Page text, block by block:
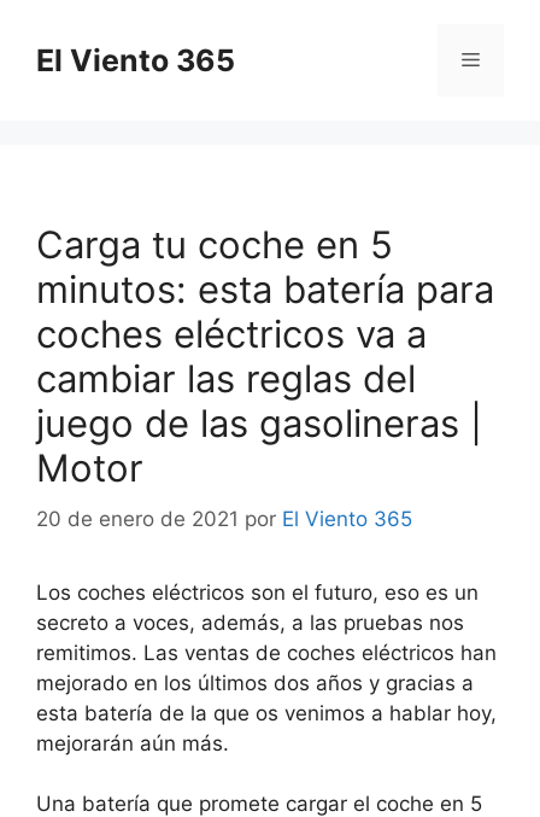
contenido
El Viento 365 Menú
Carga tu coche en 5
minutos: esta batería para
coches eléctricos va a
cambiar las reglas del
juego de las gasolineras |
Motor
20 de enero de 2021 por El Viento 365
Los coches eléctricos son el futuro, eso es un
secreto a voces, además, a las pruebas nos
remitimos. Las ventas de coches eléctricos han
mejorado en los últimos dos años y gracias a
esta batería de la que os venimos a hablar hoy,
mejorarán aún más.
Una batería que promete cargar el coche en 5